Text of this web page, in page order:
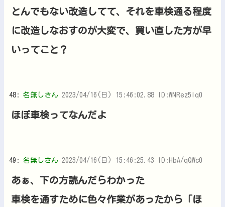
とんでもない改造してて、それを車検通る程度
に改造しなおすのが大変で、買い直した方が早
いってこと？
48: 名無しさん 2023/04/16(日) 15:46:02.88 ID:WNRez5Iq0
ほぼ車検ってなんだよ
49: 名無しさん 2023/04/16(日) 15:46:25.43 ID:HbA/qQWc0
あぁ、下の方読んだらわかった
車検を通すために色々作業があったから「ほ